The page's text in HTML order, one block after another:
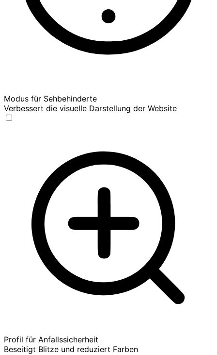
Modus für Sehbehinderte
Verbessert die visuelle Darstellung der Website
Profil für Anfallssicherheit
Beseitigt Blitze und reduziert Farben